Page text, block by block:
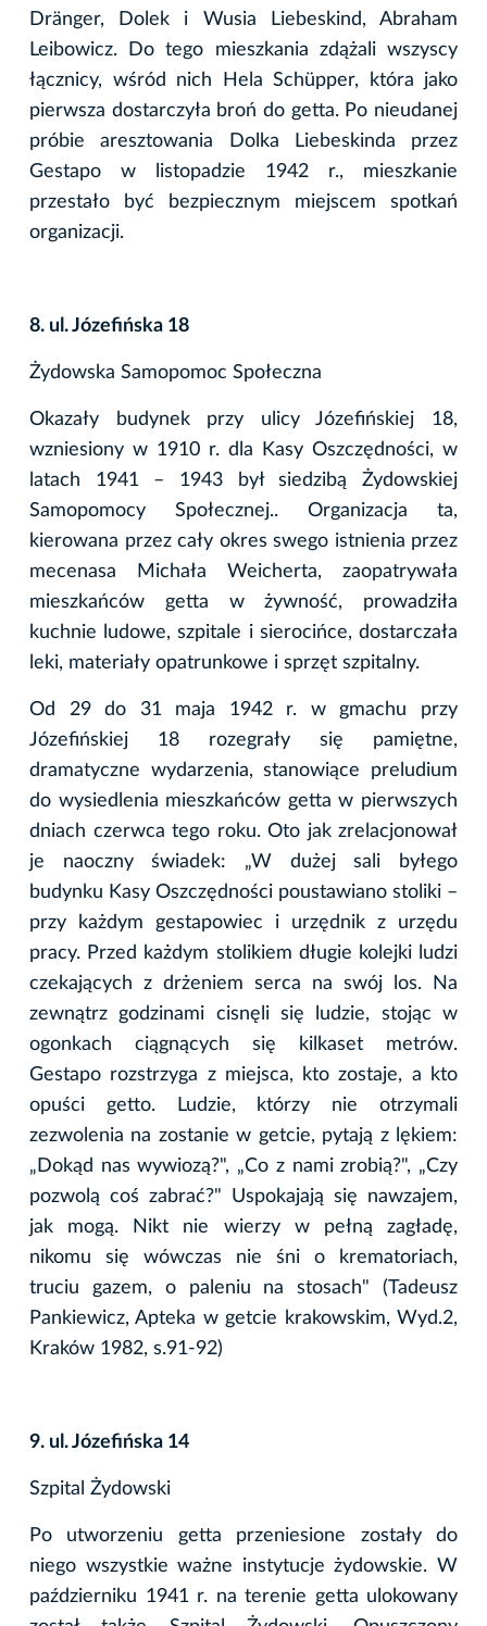
Dränger, Dolek i Wusia Liebeskind, Abraham
Leibowicz. Do tego mieszkania zdążali wszyscy
łącznicy, wśród nich Hela Schüpper, która jako
pierwsza dostarczyła broń do getta. Po nieudanej
próbie aresztowania Dolka Liebeskinda przez
Gestapo w listopadzie 1942 r., mieszkanie
przestało być bezpiecznym miejscem spotkań
organizacji.
8. ul. Józefińska 18
Żydowska Samopomoc Społeczna
Okazały budynek przy ulicy Józefińskiej 18,
wzniesiony w 1910 r. dla Kasy Oszczędności, w
latach 1941 – 1943 był siedzibą Żydowskiej
Samopomocy Społecznej.. Organizacja ta,
kierowana przez cały okres swego istnienia przez
mecenasa Michała Weicherta, zaopatrywała
mieszkańców getta w żywność, prowadziła
kuchnie ludowe, szpitale i sierocińce, dostarczała
leki, materiały opatrunkowe i sprzęt szpitalny.
Od 29 do 31 maja 1942 r. w gmachu przy
Józefińskiej 18 rozegrały się pamiętne,
dramatyczne wydarzenia, stanowiące preludium
do wysiedlenia mieszkańców getta w pierwszych
dniach czerwca tego roku. Oto jak zrelacjonował
je naoczny świadek: „W dużej sali byłego
budynku Kasy Oszczędności poustawiano stoliki –
przy każdym gestapowiec i urzędnik z urzędu
pracy. Przed każdym stolikiem długie kolejki ludzi
czekających z drżeniem serca na swój los. Na
zewnątrz godzinami cisnęli się ludzie, stojąc w
ogonkach ciągnących się kilkaset metrów.
Gestapo rozstrzyga z miejsca, kto zostaje, a kto
opuści getto. Ludzie, którzy nie otrzymali
zezwolenia na zostanie w getcie, pytają z lękiem:
„Dokąd nas wywiozą?", „Co z nami zrobią?", „Czy
pozwolą coś zabrać?" Uspokajają się nawzajem,
jak mogą. Nikt nie wierzy w pełną zagładę,
nikomu się wówczas nie śni o krematoriach,
truciu gazem, o paleniu na stosach" (Tadeusz
Pankiewicz, Apteka w getcie krakowskim, Wyd.2,
Kraków 1982, s.91-92)
9. ul. Józefińska 14
Szpital Żydowski
Po utworzeniu getta przeniesione zostały do
niego wszystkie ważne instytucje żydowskie. W
październiku 1941 r. na terenie getta ulokowany